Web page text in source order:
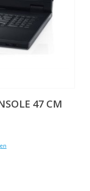
47 CM